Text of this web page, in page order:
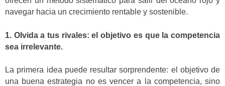
navegar hacia un crecimiento rentable y sostenible.
1. Olvida a tus rivales: el objetivo es que la competencia
sea irrelevante.
La primera idea puede resultar sorprendente: el objetivo de
una buena estrategia no es vencer a la competencia, sino